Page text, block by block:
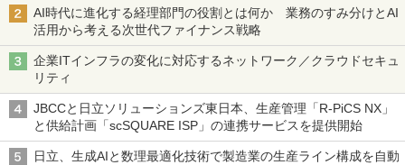
AI時代に進化する経理部門の役割とは何か 業務のすみ分けとAI
活用から考える次世代ファイナンス戦略
企業ITインフラの変化に対応するネットワーク／クラウドセキュ
リティ
JBCCと日立ソリューションズ東日本、生産管理「R-PiCS NX」
と供給計画「scSQUARE ISP」の連携サービスを提供開始
日立、生成AIと数理最適化技術で製造業の生産ライン構成を自動